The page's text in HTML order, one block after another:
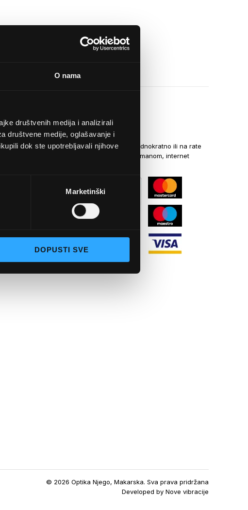
O nama
društvenih medija i analizirali
društvene medije, oglašavanje i
dok ste upotrebljavali njihove
Marketinški
DOPUSTI SVE
NAČINI PLAĆANJA
Kreditnim karticama jednokratno ili na rate
općom uplatnicom, virmanom, internet
© 2026 Optika Njego, Makarska. Sva prava pridržana
Developed byNove vibracije